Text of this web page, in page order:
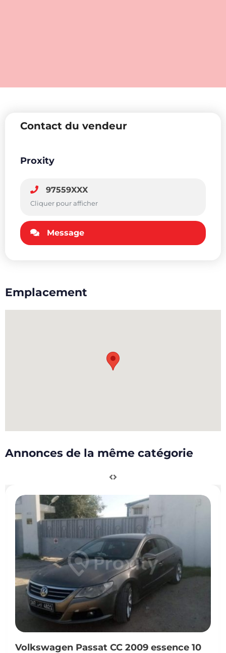
Contact du vendeur
Proxity
97559XXX
Cliquer pour afficher
Message
Emplacement
Annonces de la même catégorie
Volkswagen Passat CC 2009 essence 10